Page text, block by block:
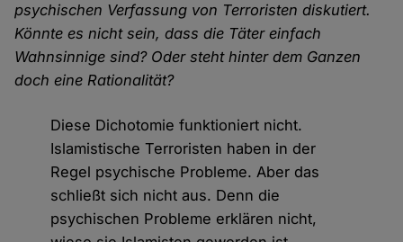
psychischen Verfassung von Terroristen diskutiert.
Könnte es nicht sein, dass die Täter einfach
Wahnsinnige sind? Oder steht hinter dem Ganzen
doch eine Rationalität?
Diese Dichotomie funktioniert nicht.
Islamistische Terroristen haben in der
Regel psychische Probleme. Aber das
schließt sich nicht aus. Denn die
psychischen Probleme erklären nicht,